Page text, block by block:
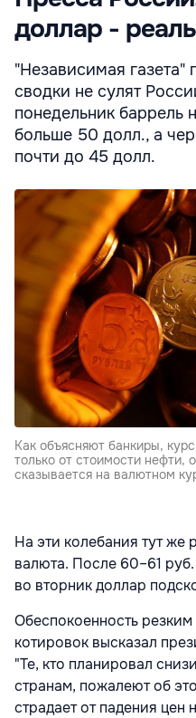
доллар -
"Независимая газета"
сводки не сулят
понедельник баррель
больше 50 долл., а
почти до 45 долл.
Как объясняют банкиры,
только от стоимости нефти,
сказывается на валютном
На эти колебания тут же
валюта. После 60–61
во вторник доллар
Обеспокоенность
котировок высказал
"Те, кто планировал
странам, пожалеют об
страдает от падения цен